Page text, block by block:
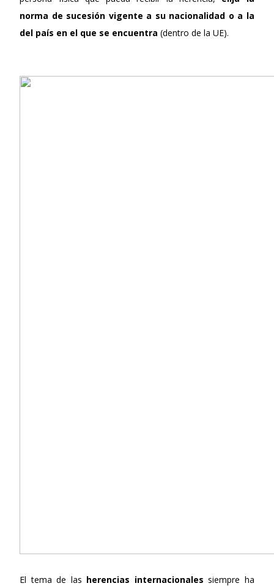
norma de sucesión vigente a su nacionalidad o a la
del país en el que se encuentra (dentro de la UE).
El tema de las herencias internacionales siempre ha